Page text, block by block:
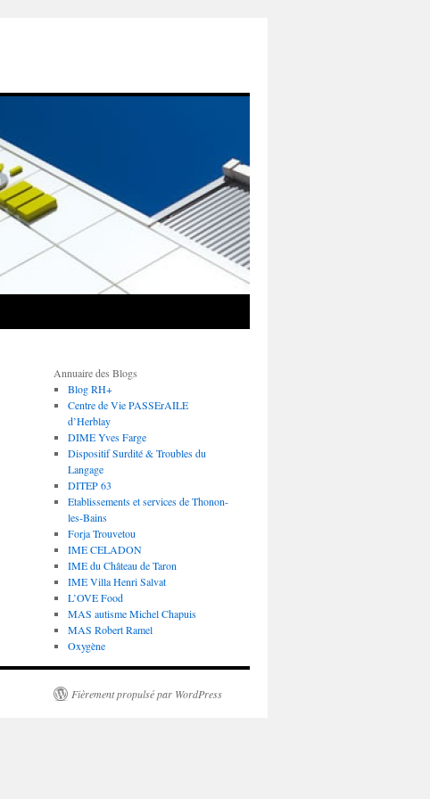
Annuaire des Blogs
Blog RH+
Centre de Vie PASSErAILE
d’Herblay
DIME Yves Farge
Dispositif Surdité & Troubles du
Langage
DITEP 63
Etablissements et services de Thonon-
les-Bains
Forja Trouvetou
IME CELADON
IME du Château de Taron
IME Villa Henri Salvat
L’OVE Food
MAS autisme Michel Chapuis
MAS Robert Ramel
Oxygène
Fièrement propulsé par WordPress